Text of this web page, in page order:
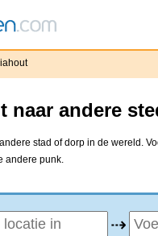
naar andere
stad of dorp in de wereld.
andere punk.
⇢